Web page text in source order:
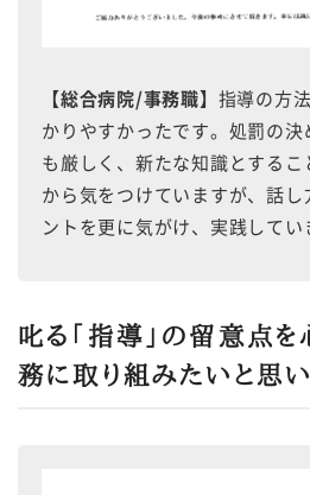
【総合病院/事務職】 指導の方
かりやすかったです。処罰の決
も厳しく、新たな知識とする
から気をつけていますが、話
ントを更に気がけ、実践してい
叱る「指導」の留意点
務に取り組みたいと思い